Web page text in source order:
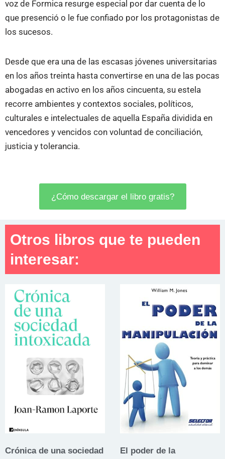
voz de Formica resurge especial por dar cuenta de lo
que presenció o le fue confiado por los protagonistas de
los sucesos.
Desde que era una de las escasas jóvenes universitarias
en los años treinta hasta convertirse en una de las pocas
abogadas en activo en los años cincuenta, su estela
recorre ambientes y contextos sociales, políticos,
culturales e intelectuales de aquella España dividida en
vencedores y vencidos con voluntad de conciliación,
justicia y tolerancia.
¿Cómo descargar el libro gratis?
Otros libros que te pueden
interesar:
Crónica de una sociedad
El poder de la